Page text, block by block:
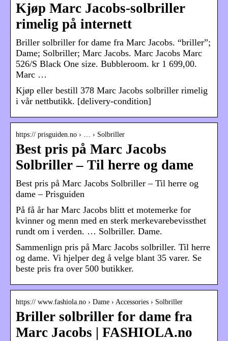
Kjøp Marc Jacobs-solbriller
rimelig på internett
Briller solbriller for dame fra Marc Jacobs. “briller”;
Dame; Solbriller; Marc Jacobs. Marc Jacobs Marc
526/S Black One size. Bubbleroom. kr 1 699,00.
Marc …
Kjøp eller bestill 378 Marc Jacobs solbriller rimelig
i vår nettbutikk. [delivery-condition]
https:// prisguiden.no › … › Solbriller
Best pris på Marc Jacobs
Solbriller – Til herre og dame
Best pris på Marc Jacobs Solbriller – Til herre og
dame – Prisguiden
På få år har Marc Jacobs blitt et motemerke for
kvinner og menn med en sterk merkevarebevissthet
rundt om i verden. … Solbriller. Dame.
Sammenlign pris på Marc Jacobs solbriller. Til herre
og dame. Vi hjelper deg å velge blant 35 varer. Se
beste pris fra over 500 butikker.
https:// www.fashiola.no › Dame › Accessories › Solbriller
Briller solbriller for dame fra
Marc Jacobs | FASHIOLA.no